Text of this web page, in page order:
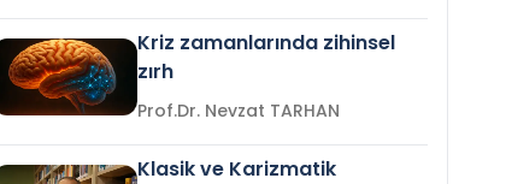
Kriz zamanlarında zihinsel
zırh
Prof.Dr. Nevzat TARHAN
Klasik ve Karizmatik